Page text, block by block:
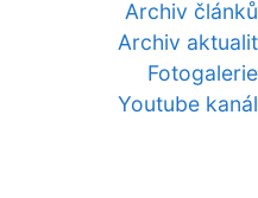
Archiv článků
Archiv aktualit
Fotogalerie
Youtube kanál